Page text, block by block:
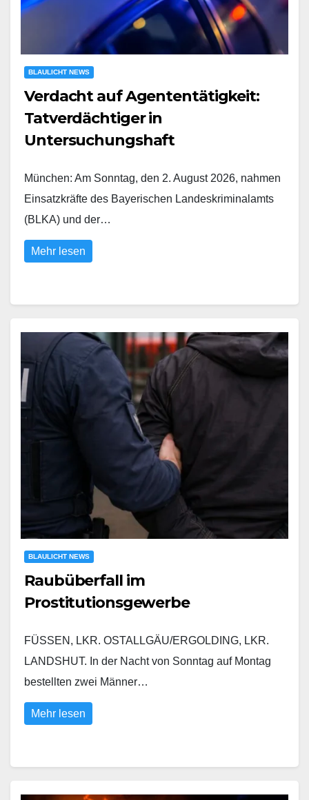
BLAULICHT NEWS
Verdacht auf Agententätigkeit:
Tatverdächtiger in
Untersuchungshaft
München: Am Sonntag, den 2. August 2026, nahmen
Einsatzkräfte des Bayerischen Landeskriminalamts
(BLKA) und der…
Mehr lesen
BLAULICHT NEWS
Raubüberfall im
Prostitutionsgewerbe
FÜSSEN, LKR. OSTALLGÄU/ERGOLDING, LKR.
LANDSHUT. In der Nacht von Sonntag auf Montag
bestellten zwei Männer…
Mehr lesen